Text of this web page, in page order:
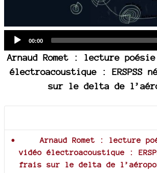
Current
00:00
Arnaud Romet : lecture
électroacoustique : ERSPSS
sur le delta de
Arnaud Romet : lecture
vidéo électroacoustique :
frais sur le delta de